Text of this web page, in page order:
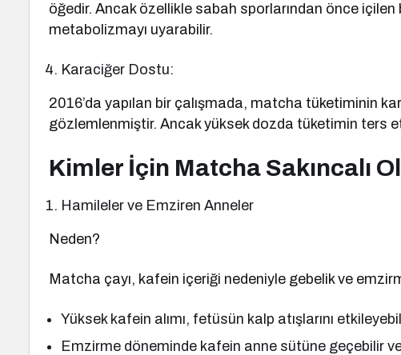
öğedir. Ancak özellikle sabah sporlarından önce
metabolizmayı uyarabilir.
Karaciğer Dostu:
2016’da yapılan bir çalışmada, matcha tüketiminin
gözlemlenmiştir. Ancak yüksek dozda tüketimin ters
Kimler İçin Matcha Sakıncalı
Hamileler ve Emziren Anneler
Neden?
Matcha çayı, kafein içeriği nedeniyle gebelik ve
Yüksek kafein alımı, fetüsün kalp atışlarını
Emzirme döneminde kafein anne sütüne geçebilir